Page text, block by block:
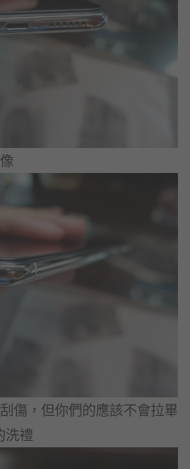
傷，但你們的應該不會拉畢
洗禮